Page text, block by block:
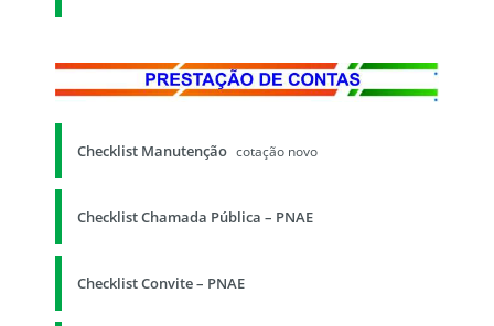
Checklist Manutenção cotação novo
Checklist Chamada Pública – PNAE
Checklist Convite – PNAE